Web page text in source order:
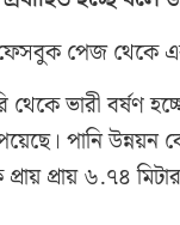
পেজ থেকে
থেকে ভারী বর্ষণ
পেয়েছে। পানি
প্রায় ৬.৭৪